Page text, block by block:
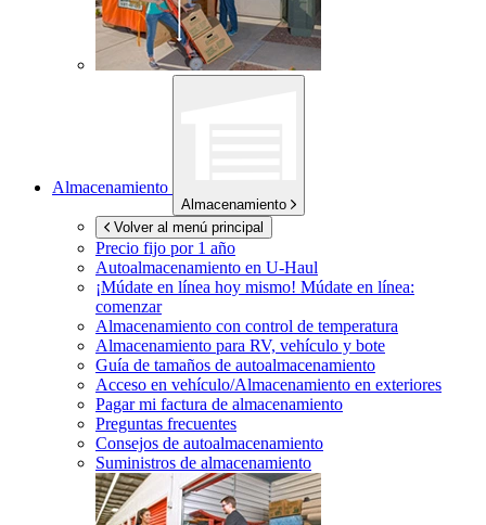
Almacenamiento
Almacenamiento
Volver al menú principal
Precio fijo por 1 año
Autoalmacenamiento en U-Haul
¡Múdate en línea hoy mismo! Múdate en línea:
comenzar
Almacenamiento con control de temperatura
Almacenamiento para RV, vehículo y bote
Guía de tamaños de autoalmacenamiento
Acceso en vehículo/Almacenamiento en exteriores
Pagar mi factura de almacenamiento
Preguntas frecuentes
Consejos de autoalmacenamiento
Suministros de almacenamiento